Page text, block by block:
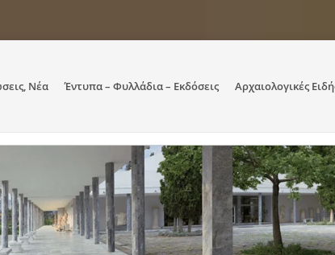
Νέα Έντυπα – Φυλλάδια – Εκδόσεις Αρχαιολογικές